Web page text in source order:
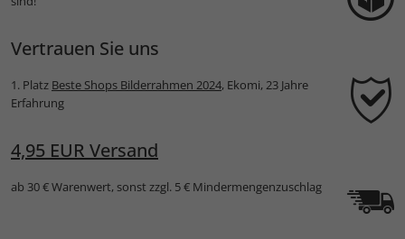
Vertrauen Sie uns
1. Platz Beste Shops Bilderrahmen 2024, Ekomi, 23 Jahre
Erfahrung
4,95 EUR Versand
ab 30 € Warenwert, sonst zzgl. 5 € Mindermengenzuschlag